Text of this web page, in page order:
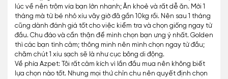
lúc về nên trộm vía bạn lớn nhanh; Ăn khoẻ và rất dễ ăn. Mới 1
tháng mà từ bé nhỏ xíu vây giờ đã gần 10kg rồi. Nên sau 1 tháng
cũng dành đánh giá tốt cho việc kiểm tra và chọn giống ngay từ
đầu. Chu đáo và cẩn thận để mình chọn bạn ưng ý nhất. Golden
thì các bạn tình cảm; thông minh nên mình chọn ngay từ đầu;
chăm chút 1 xíu sạch sẽ là như cục bông di động.
Về phía Azpet: Tôi rất cảm kích vì lần đầu mua nên không biết
lựa chọn nào tốt. Nhưng mọi thứ chỉn chu nên quyết định chọn